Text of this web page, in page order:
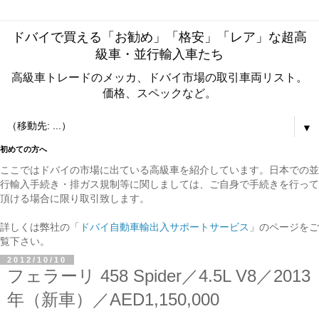
ドバイで買える「お勧め」「格安」「レア」な超高
級車・並行輸入車たち
高級車トレードのメッカ、ドバイ市場の取引車両リスト。
価格、スペックなど。
▼
初めての方へ
ここではドバイの市場に出ている高級車を紹介しています。日本での並
行輸入手続き・排ガス規制等に関しましては、ご自身で手続きを行って
頂ける場合に限り取引致します。
詳しくは弊社の「 ドバイ自動車輸出入サポートサービス 」のページをご
覧下さい。
2012/10/10
フェラーリ 458 Spider／4.5L V8／2013
年（新車）／AED1,150,000